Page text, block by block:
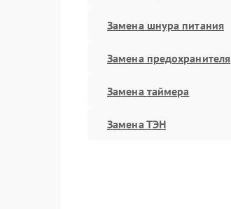
Замена шнура питания
Замена предохранителя
Замена таймера
Замена ТЭН